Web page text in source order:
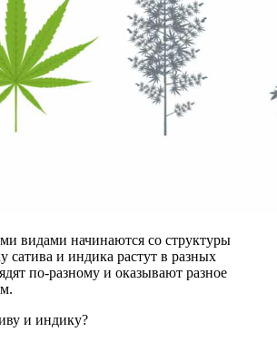
видами начинаются со структуры
сатива и индика растут в разных
по-разному и оказывают разное
и индику?